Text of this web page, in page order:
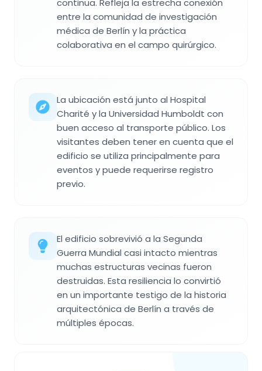
entre la comunidad de investigación
médica de Berlín y la práctica
colaborativa en el campo quirúrgico.
La ubicación está junto al Hospital
Charité y la Universidad Humboldt con
buen acceso al transporte público. Los
visitantes deben tener en cuenta que el
edificio se utiliza principalmente para
eventos y puede requerirse registro
previo.
El edificio sobrevivió a la Segunda
Guerra Mundial casi intacto mientras
muchas estructuras vecinas fueron
destruidas. Esta resiliencia lo convirtió
en un importante testigo de la historia
arquitectónica de Berlín a través de
múltiples épocas.